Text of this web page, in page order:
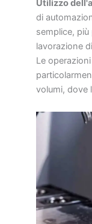
Utilizzo
di
semplice, più
lavorazione
Le
volumi, dove